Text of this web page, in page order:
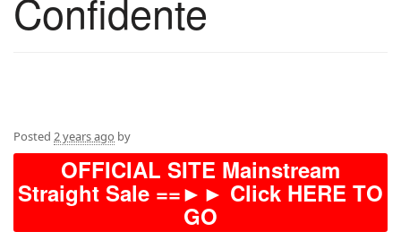
Confidente
Posted 2 years ago by
OFFICIAL SITE Mainstream
Straight Sale ==►► Click HERE TO
GO